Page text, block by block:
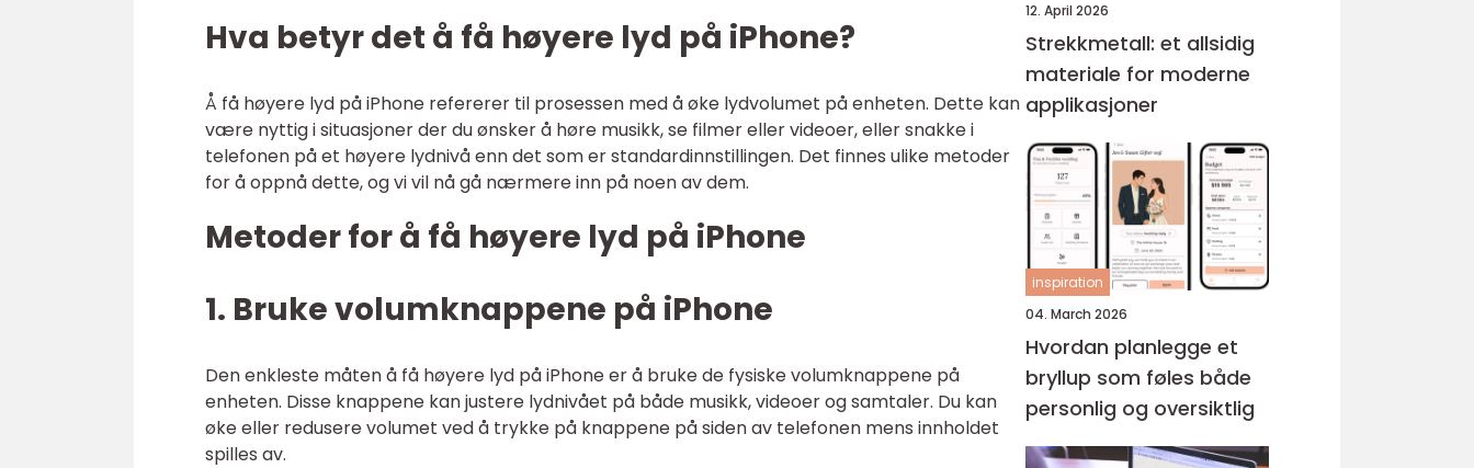
Hva betyr det å få høyere lyd på iPhone?
Å få høyere lyd på iPhone refererer til prosessen med å øke lydvolumet på enheten. Dette kan
være nyttig i situasjoner der du ønsker å høre musikk, se filmer eller videoer, eller snakke i
telefonen på et høyere lydnivå enn det som er standardinnstillingen. Det finnes ulike metoder
for å oppnå dette, og vi vil nå gå nærmere inn på noen av dem.
Metoder for å få høyere lyd på iPhone
1. Bruke volumknappene på iPhone
Den enkleste måten å få høyere lyd på iPhone er å bruke de fysiske volumknappene på
enheten. Disse knappene kan justere lydnivået på både musikk, videoer og samtaler. Du kan
øke eller redusere volumet ved å trykke på knappene på siden av telefonen mens innholdet
spilles av.
12. April 2026
Strekkmetall: et allsidig
materiale for moderne
applikasjoner
inspiration
04. March 2026
Hvordan planlegge et
bryllup som føles både
personlig og oversiktlig